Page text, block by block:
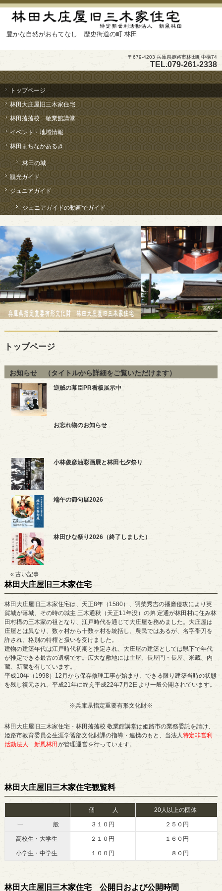
豊かな自然がおもてなし 歴史街道の町 林田
TEL.079-261-2338
〒679-4203 兵庫県姫路市林田町中構74
コ
ン
テ
ン
ツ
へ
ス
キ
ッ
プ
トップページ
林田大庄屋旧三木家住宅
林田藩藩校 敬業館講堂
イベント・地域情報
林田まちなかあるき
林田の城
観光ガイド
ジュニアガイド
ジュニアガイドの動画でガイド
トップページ
お知らせ （タイトルから詳細をご覧いただけます）
逆賊の幕臣PR看板展示中
お忘れ物のお知らせ
小林俊彦油彩画展と林田七夕祭り
端午の節句展2026
林田ひな祭り2026（終了しました）
« 古い記事
林田大庄屋旧三木家住宅
林田大庄屋旧三木家住宅は、天正8年（1580）、羽柴秀吉の播磨侵攻により英
賀城が落城、その時の城主 三木通秋（天正11年没）の弟 定通が林田村に住み林
田村構の三木家の祖となり、江戸時代を通じて大庄屋を務めました。大庄屋は
庄屋とは異なり、数ヶ村から十数ヶ村を統括し、農民ではあるが、名字帯刀を
許され、格別の特権と扱いを受けました。
建物の建築年代は江戸時代初期と推定され、大庄屋の建築としては県下で年代
が推定できる最古の遺構です。広大な敷地には主屋、長屋門・長屋、米蔵、内
蔵、新蔵を有しています。
平成10年（1998）12月から保存修理工事が始まり、できる限り建築当時の状態
を残し復元され、平成21年に終え平成22年7月2日より一般公開されています。
※兵庫県指定重要有形文化財※
林田大庄屋旧三木家住宅・林田藩藩校 敬業館講堂は姫路市の業務委託を請け、
姫路市教育委員会生涯学習部文化財課の指導・連携のもと、当法人特定非営利
活動法人 新風林田が管理運営を行っています。
林田大庄屋旧三木家住宅観覧料
個 人 20人以上の団体
一 般 ３１０円 ２５０円
高校生・大学生 ２１０円 １６０円
小学生・中学生 １００円 ８０円
林田大庄屋旧三木家住宅 公開日および公開時間